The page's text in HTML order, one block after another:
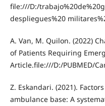
file:///D:/
despliegues%20
A. Van, M. Quilon. (2022)
of Patients Requiring
Article.file:///D:/PUBMED/
Z. Eskandari. (2021).
ambulance base: A